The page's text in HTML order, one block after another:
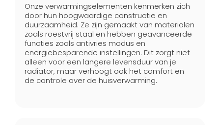
Onze verwarmingselementen kenmerken zich
door hun hoogwaardige constructie en
duurzaamheid. Ze zijn gemaakt van materialen
zoals roestvrij staal en hebben geavanceerde
functies zoals antivries modus en
energiebesparende instellingen. Dit zorgt niet
alleen voor een langere levensduur van je
radiator, maar verhoogt ook het comfort en
de controle over de huisverwarming.